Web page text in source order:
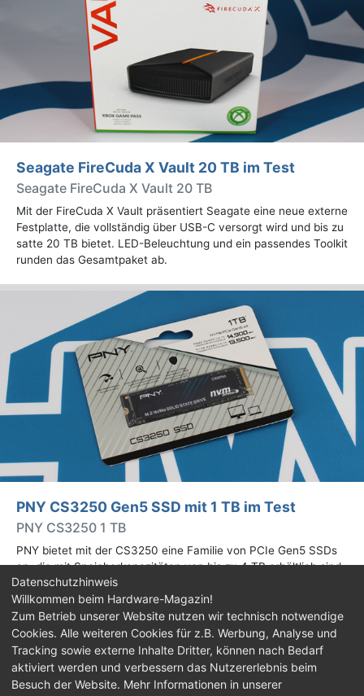
Seagate FireCuda X Vault 20 TB im Test
Seagate FireCuda X Vault 20 TB
Mit der FireCuda X Vault präsentiert Seagate eine neue externe
Festplatte, die vollständig über USB-C versorgt wird und bis zu
satte 20 TB bietet. LED-Beleuchtung und ein passendes Toolkit
runden das Gesamtpaket ab.
PNY CS3250 Gen5 SSD mit 1 TB im Test
PNY CS3250 1 TB
PNY bietet mit der CS3250 eine Familie von PCIe Gen5 SSDs
an, die mit Speicherkapazitäten von bis zu 4 TB erhältlich sind.
Die Drives erreichen bis zu 14.900 MB/s lesend. Wir haben das
1-TB-Modell getestet.
Impressum| Kontakt |Jobs |Datenschutz |
Consent‑Einstellungen |Haftungsausschluss
Datenschutzhinweis
Willkommen beim Hardware-Magazin!
Zum Betrieb unserer Website nutzen wir technisch notwendige
Cookies. Alle weiteren Cookies für z.B. Werbung, Analyse und
Tracking sowie externe Inhalte Dritter, können nach Bedarf
aktiviert werden und verbessern das Nutzererlebnis beim
Besuch der Website. Mehr Informationen in unserer